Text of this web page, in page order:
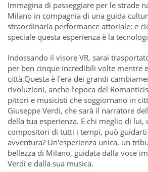
Immagina di passeggiare per le strade
Milano in compagnia di una guida
straordinaria performance attoriale: e
speciale questa esperienza è la
Indossando il visore VR, sarai
per ben cinque incredibili volte mentre
città.Questa è l'era dei grandi
rivoluzioni, anche l’epoca del
pittori e musicisti che soggiornano in
Giuseppe Verdi, che sarà il narratore
della tua esperienza. E chi meglio di
compositori di tutti i tempi, può guidarti
avventura? Un'esperienza unica, un
bellezza di Milano, guidata dalla voce
Verdi e dalla sua musica.